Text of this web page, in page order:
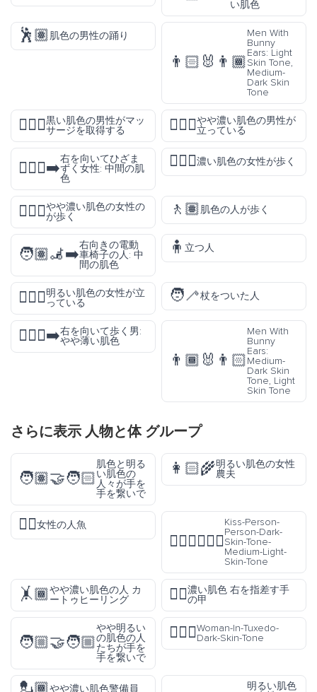
い肌色
🕺🏽肌色の男性の踊り
👨🏻‍🐰‍👨🏾
Men With
Bunny
Ears: Light
Skin Tone,
Medium-
Dark Skin
Tone
💆🏿‍♂️黒い肌色の男性がマッ
サージを取得する
🧍🏾‍♂️やや濃い肌色の男性が
立っている
🧎🏽‍♀️‍➡️
右を向いてひざま
ずく女性: 中間の肌
色
🚶🏿‍♀️濃い肌色の女性が歩く
🚶🏾‍♀️やや濃い肌色の女性の
が歩く
🚶🏽肌色の人が歩く
🧑🏽‍🦼‍➡️
右向きの電動
車椅子の人: 中
間の肌色
🧍 立つ人
🧍🏻‍♀️明るい肌色の女性が立
っている
🧑‍🦯杖をついた人
🚶🏼‍♂️‍➡️右を向いて歩く男:
やや薄い肌色
👨🏾‍🐰‍👨🏻
Men With
Bunny
Ears:
Medium-
Dark Skin
Tone, Light
Skin Tone
さらに表示 人物と体グループ
🧑🏽‍🤝‍🧑🏻
肌色と明る
い肌色の
人々が手を
手を繋いで
👩🏻‍🌾明るい肌色の女性
農夫
🧜‍♀️女性の人魚
🧑🏿‍❤️‍💋‍🧑🏼
Kiss-Person-
Person-Dark-
Skin-Tone-
Medium-Light-
Skin-Tone
🤸🏾やや濃い肌色の人 カ
ートゥヒーリング
👉🏿濃い肌色 右を指差す手
の甲
🧑🏼‍🤝‍🧑🏼
やや明るい
の肌色の人
たちが手を
手を繋いで
🤵🏿‍♀️Woman-In-Tuxedo-
Dark-Skin-Tone
やや濃い肌色警備員
明るい肌色